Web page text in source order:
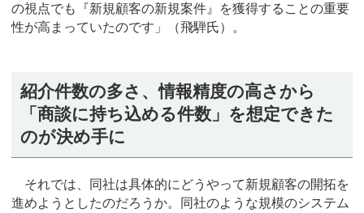
の視点でも『新規顧客の新規案件』を獲得することの重要
性が高まっていたのです」（飛騨氏）。
紹介件数の多さ、情報精度の高さから
「商談に持ち込める件数」を想定できた
のが決め手に
それでは、同社は具体的にどうやって新規顧客の開拓を
進めようとしたのだろうか。同社のような規模のシステム